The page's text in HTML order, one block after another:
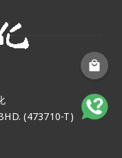
(473710-T)